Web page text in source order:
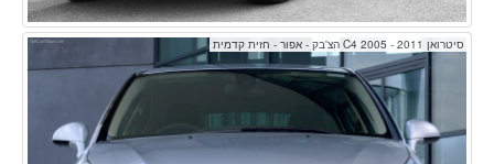
סיטרואן C4 2005 - 2011 הצ'בק - אפור - חזית קדמית